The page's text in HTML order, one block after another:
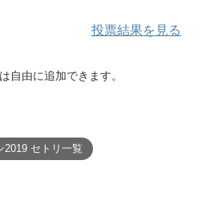
投票結果を見る
自由に追加できます。
2019 セトリ一覧